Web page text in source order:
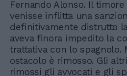
Fernando Alonso. Il
venisse inflitta una
definitivamente distrutto
aveva finora impedito la
trattativa con lo spagnolo.
ostacolo è rimosso. Gli
rimossi gli avvocati e gli